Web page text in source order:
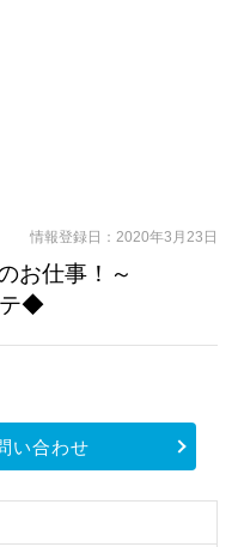
情報登録日：2020年3月23日
お仕事！～
テ◆
い合わせ